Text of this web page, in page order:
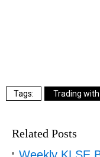
Trading with
Related Posts
Weekly KLSE